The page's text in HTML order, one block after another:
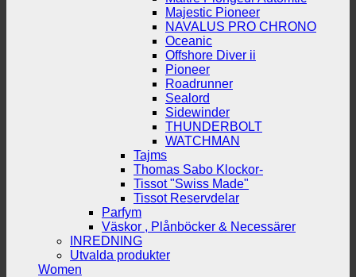
Majestic Pioneer
NAVALUS PRO CHRONO
Oceanic
Offshore Diver ii
Pioneer
Roadrunner
Sealord
Sidewinder
THUNDERBOLT
WATCHMAN
Tajms
Thomas Sabo Klockor-
Tissot "Swiss Made"
Tissot Reservdelar
Parfym
Väskor , Plånböcker & Necessärer
INREDNING
Utvalda produkter
Women